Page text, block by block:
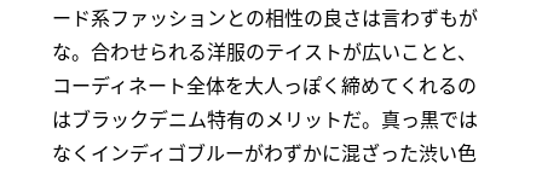
ード系ファッションとの相性の良さは言わずもが
な。合わせられる洋服のテイストが広いことと、
コーディネート全体を大人っぽく締めてくれるの
はブラックデニム特有のメリットだ。真っ黒では
なくインディゴブルーがわずかに混ざった渋い色